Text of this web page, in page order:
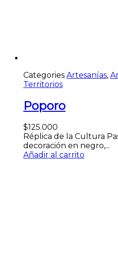
Categories Artesanías,
Territorios
Poporo
$125.000
Réplica de la Cultura
decoración en negro,...
Añadir al carrito